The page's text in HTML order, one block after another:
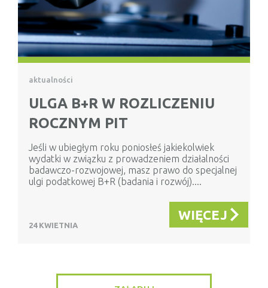
aktualności
ULGA B+R W ROZLICZENIU
ROCZNYM PIT
Jeśli w ubiegłym roku poniosłeś jakiekolwiek
wydatki w związku z prowadzeniem działalności
badawczo-rozwojowej, masz prawo do specjalnej
ulgi podatkowej B+R (badania i rozwój)....
24 KWIETNIA
WIĘCEJ